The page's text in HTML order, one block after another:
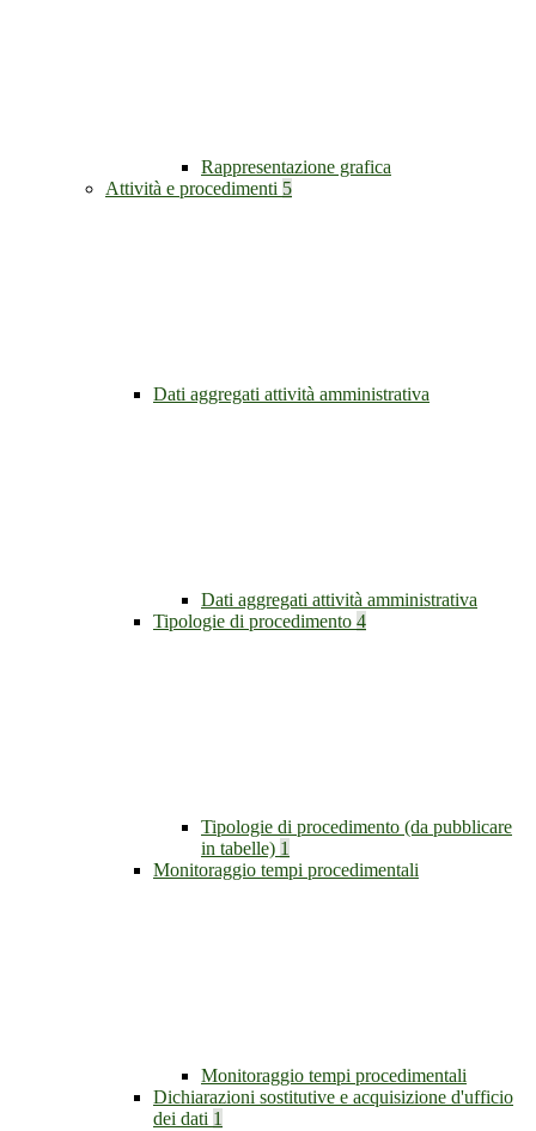
Rappresentazione grafica
Attività e procedimenti 5
Dati aggregati attività amministrativa
Dati aggregati attività amministrativa
Tipologie di procedimento 4
Tipologie di procedimento (da pubblicare
in tabelle) 1
Monitoraggio tempi procedimentali
Monitoraggio tempi procedimentali
Dichiarazioni sostitutive e acquisizione d'ufficio
dei dati 1